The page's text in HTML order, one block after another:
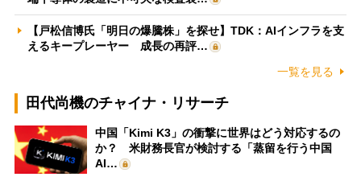
【戸松信博氏「明日の爆騰株」を探せ】TDK：AIインフラを支
えるキープレーヤー 成長の再評…
一覧を見る
田代尚機のチャイナ・リサーチ
中国「Kimi K3」の衝撃に世界はどう対応するの
か？ 米財務長官が検討する「蒸留を行う中国
AI…